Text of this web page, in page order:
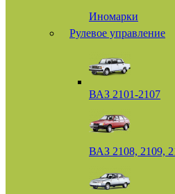
Иномарки
Рулевое управление
ВАЗ 2101-2107
ВАЗ 2108, 2109,